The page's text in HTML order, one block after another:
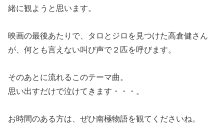
緒に観ようと思います。
映画の最後あたりで、タロとジロを見つけた高倉健さん
が、何とも言えない叫び声で２匹を呼びます。
そのあとに流れるこのテーマ曲。
思い出すだけで泣けてきます・・・。
お時間のある方は、ぜひ南極物語を観てくださいね。